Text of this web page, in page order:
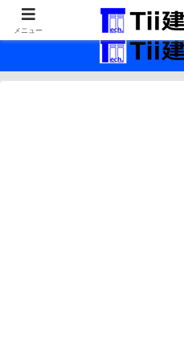
最新の建設技術
メニュー